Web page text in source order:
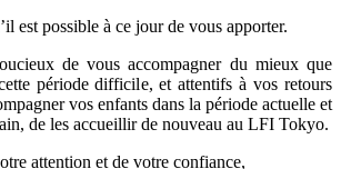
est possible à ce jour de vous apporter.
de vous accompagner du mieux que
période difficile, et attentifs à vos retours
vos enfants dans la période actuelle et
de les accueillir de nouveau au LFI Tokyo.
attention et de votre confiance,